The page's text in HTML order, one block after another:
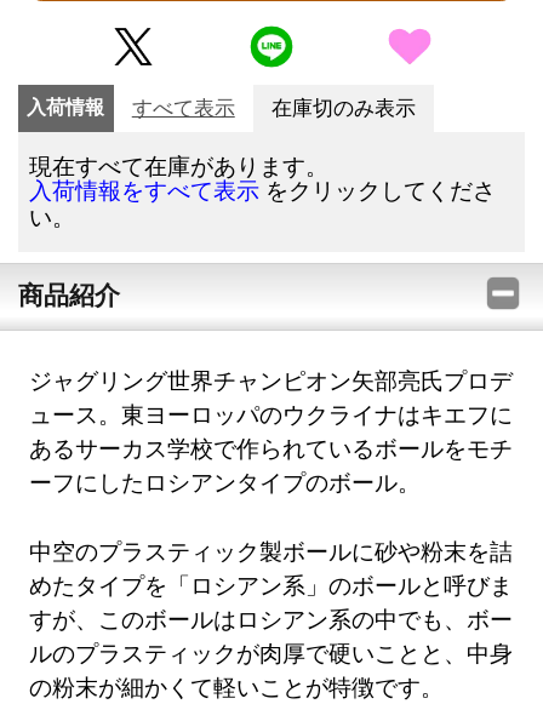
入荷情報 すべて表示 在庫切のみ表示
現在すべて在庫があります。
入荷情報をすべて表示 をクリックしてくださ
い。
商品紹介
ジャグリング世界チャンピオン矢部亮氏プロデ
ュース。東ヨーロッパのウクライナはキエフに
あるサーカス学校で作られているボールをモチ
ーフにしたロシアンタイプのボール。
中空のプラスティック製ボールに砂や粉末を詰
めたタイプを「ロシアン系」のボールと呼びま
すが、このボールはロシアン系の中でも、ボー
ルのプラスティックが肉厚で硬いことと、中身
の粉末が細かくて軽いことが特徴です。